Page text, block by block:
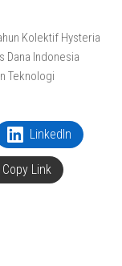
Kolektif Hysteria
Dana Indonesia
Teknologi
LinkedIn
Copy Link